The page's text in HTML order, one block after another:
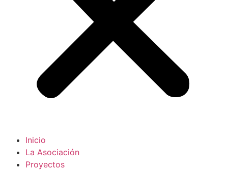
Inicio
La Asociación
Proyectos